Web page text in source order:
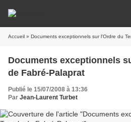
Accueil » Documents exceptionnels sur l'Ordre du
Documents exceptionnels
de Fabré-Palaprat
Publié le 15/07/2008 à 13:36
Par Jean-Laurent Turbet